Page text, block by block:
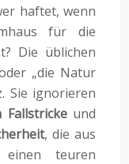
haftet, wenn
für die
Die üblichen
„die Natur
Sie ignorieren
Fallstrickeund
, die aus
einen teuren